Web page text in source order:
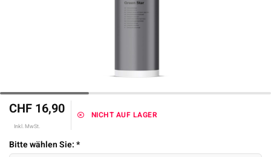
CHF 16,90
Inkl. MwSt.
NICHT AUF LAGER
Bitte wählen Sie:*